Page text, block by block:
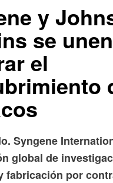
y
se
el
Syngene
global de
fabricación por